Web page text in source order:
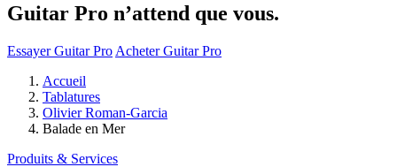
Guitar Pro n’attend que vous.
Essayer Guitar Pro Acheter Guitar Pro
Accueil
Tablatures
Olivier Roman-Garcia
Balade en Mer
Produits & Services